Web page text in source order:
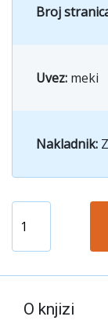
Broj
Uvez: meki
Nakladnik:
O knjizi